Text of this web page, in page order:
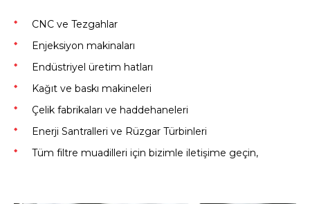
CNC ve Tezgahlar
Enjeksiyon makinaları
Endüstriyel üretim hatları
Kağıt ve baskı makineleri
Çelik fabrikaları ve haddehaneleri
Enerji Santralleri ve Rüzgar Türbinleri
Tüm filtre muadilleri için bizimle iletişime geçin,